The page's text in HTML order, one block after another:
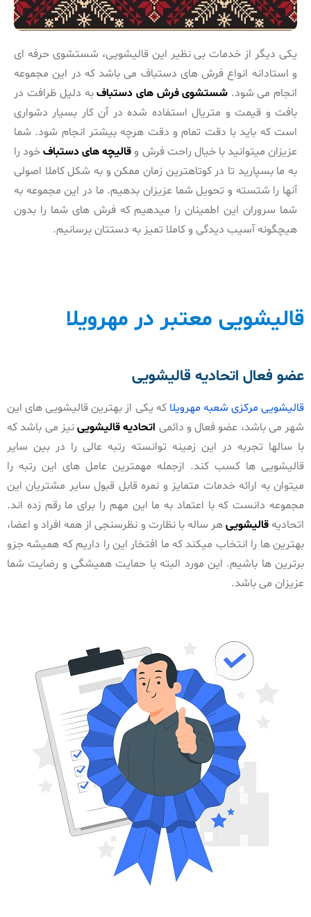
یکی دیگر از خدمات بی نظیر این قالیشویی، شستشوی حرفه ای
و استادانه انواع فرش های دستباف می باشد که در این مجموعه
انجام می شود. شستشوی فرش های دستبافبه دلیل ظرافت در
بافت و قیمت و متریال استفاده شده در آن کار بسیار دشواری
است که باید با دقت تمام و دقت هرچه بیشتر انجام شود. شما
عزیزان میتوانید با خیال راحت فرش وقالیچه های دستبافخود را
به ما بسپارید تا در کوتاهترین زمان ممکن و به شکل کاملا اصولی
آنها را شتسته و تحویل شما عزیزان بدهیم. ما در این مجموعه به
شما سروران این اطمینان را میدهیم که فرش های شما را بدون
هیچگونه آسیب دیدگی و کاملا تمیز به دستتان برسانیم.
قالیشویی معتبر در مهرویلا
عضو فعال اتحادیه قالیشویی
قالیشویی مرکزی شعبه مهرویلا که یکی از بهترین قالیشویی های این
شهر می باشد، عضو فعال و دائمی اتحادیه قالیشویینیز می باشد که
با سالها تجربه در این زمینه توانسته رتبه عالی را در بین سایر
قالیشویی ها کسب کند. ازجمله مهمترین عامل های این رتبه را
میتوان به ارائه خدمات متمایز و نمره قابل قبول سایر مشتریان این
مجموعه دانست که با اعتماد به ما این مهم را برای ما رقم زده اند.
اتحادیهقالیشوییهر ساله با نظارت و نظرسنجی از همه افراد و اعضا،
بهترین ها را انتخاب میکند که ما افتخار این را داریم که همیشه جزو
برترین ها باشیم. این مورد البته با حمایت همیشگی و رضایت شما
عزیزان می باشد.